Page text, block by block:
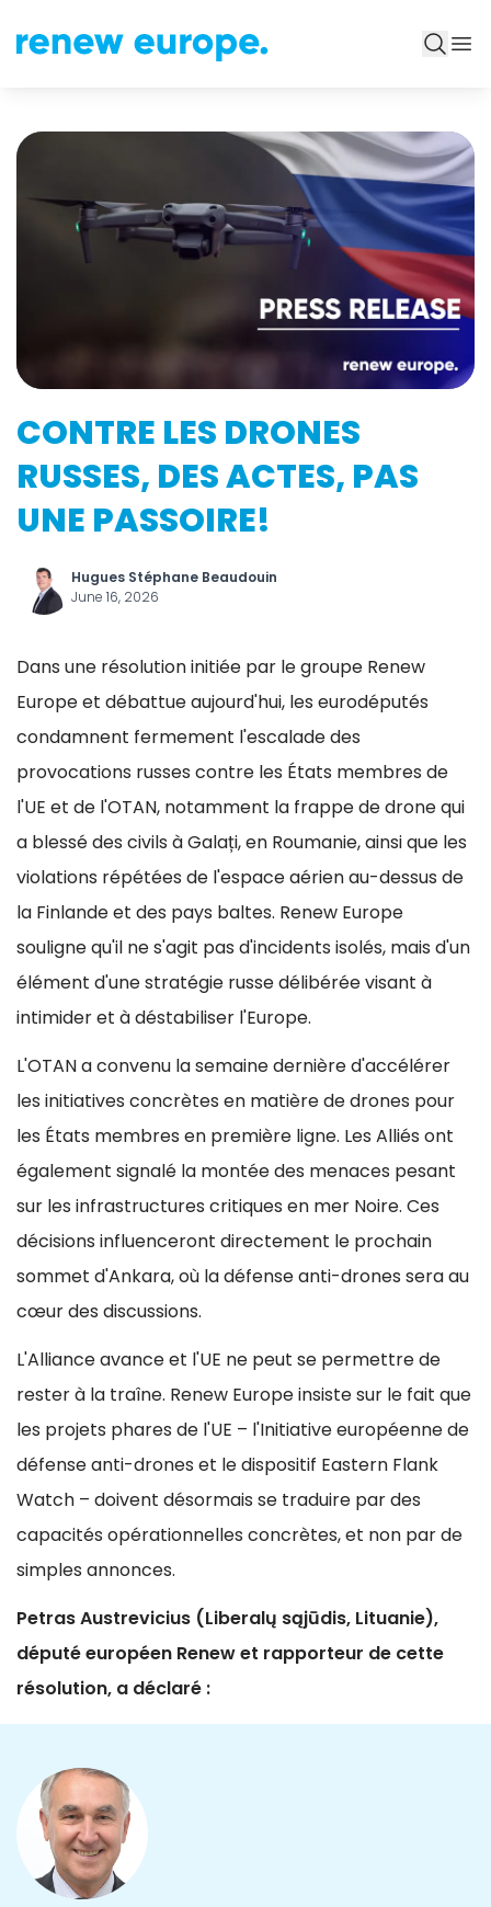
CONTRE LES DRONES
RUSSES, DES ACTES, PAS
UNE PASSOIRE!
Hugues Stéphane Beaudouin
June 16, 2026
Dans une résolution initiée par le groupe Renew
Europe et débattue aujourd'hui, les eurodéputés
condamnent fermement l'escalade des
provocations russes contre les États membres de
l'UE et de l'OTAN, notamment la frappe de drone qui
a blessé des civils à Galați, en Roumanie, ainsi que les
violations répétées de l'espace aérien au-dessus de
la Finlande et des pays baltes. Renew Europe
souligne qu'il ne s'agit pas d'incidents isolés, mais d'un
élément d'une stratégie russe délibérée visant à
intimider et à déstabiliser l'Europe.
L'OTAN a convenu la semaine dernière d'accélérer
les initiatives concrètes en matière de drones pour
les États membres en première ligne. Les Alliés ont
également signalé la montée des menaces pesant
sur les infrastructures critiques en mer Noire. Ces
décisions influenceront directement le prochain
sommet d'Ankara, où la défense anti-drones sera au
cœur des discussions.
L'Alliance avance et l'UE ne peut se permettre de
rester à la traîne. Renew Europe insiste sur le fait que
les projets phares de l'UE – l'Initiative européenne de
défense anti-drones et le dispositif Eastern Flank
Watch – doivent désormais se traduire par des
capacités opérationnelles concrètes, et non par de
simples annonces.
Petras Austrevicius (Liberalų sąjūdis, Lituanie),
député européen Renew et rapporteur de cette
résolution, a déclaré :